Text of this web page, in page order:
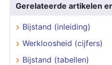
Gerelateerde artikelen
Bijstand (inleiding)
Werkloosheid (cijfers)
Bijstand (tabellen)